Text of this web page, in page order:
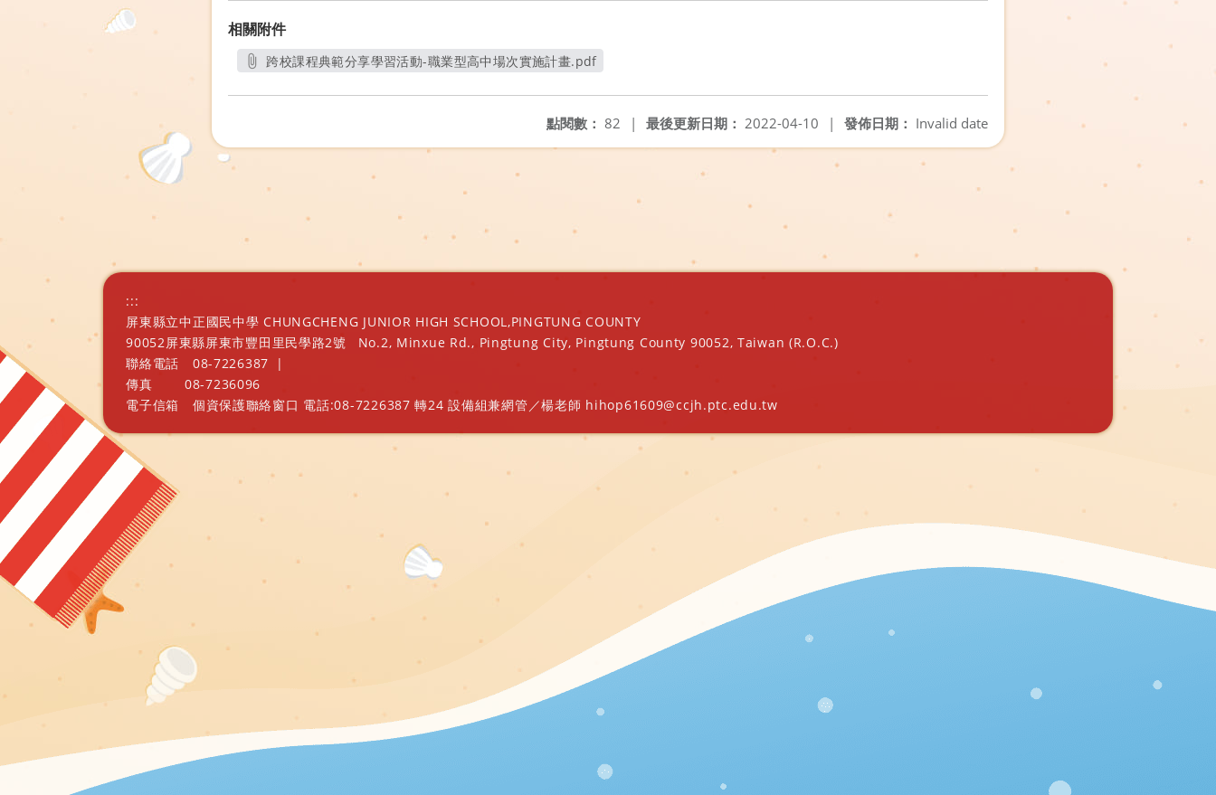
相關附件
跨校課程典範分享學習活動-職業型高中場次實施計畫.pdf
發佈日期： Invalid date
最後更新日期： 2022-04-10 |
點閱數： 82 |
:::
屏東縣立中正國民中學 CHUNGCHENG JUNIOR HIGH SCHOOL,PINGTUNG COUNTY
90052屏東縣屏東市豐田里民學路2號
No.2, Minxue Rd., Pingtung City, Pingtung County 90052, Taiwan (R.O.C.)
聯絡電話
08-7226387
|
傳真
08-7236096
電子信箱
個資保護聯絡窗口 電話:08-7226387 轉24 設備組兼網管／楊老師 hihop61609@ccjh.ptc.edu.tw